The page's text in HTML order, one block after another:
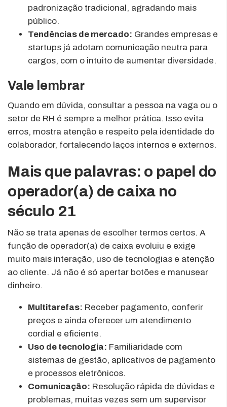
padronização tradicional, agradando mais
público.
Tendências de mercado: Grandes empresas e
startups já adotam comunicação neutra para
cargos, com o intuito de aumentar diversidade.
Vale lembrar
Quando em dúvida, consultar a pessoa na vaga ou o
setor de RH é sempre a melhor prática. Isso evita
erros, mostra atenção e respeito pela identidade do
colaborador, fortalecendo laços internos e externos.
Mais que palavras: o papel do
operador(a) de caixa no
século 21
Não se trata apenas de escolher termos certos. A
função de operador(a) de caixa evoluiu e exige
muito mais interação, uso de tecnologias e atenção
ao cliente. Já não é só apertar botões e manusear
dinheiro.
Multitarefas: Receber pagamento, conferir
preços e ainda oferecer um atendimento
cordial e eficiente.
Uso de tecnologia: Familiaridade com
sistemas de gestão, aplicativos de pagamento
e processos eletrônicos.
Comunicação: Resolução rápida de dúvidas e
problemas, muitas vezes sem um supervisor